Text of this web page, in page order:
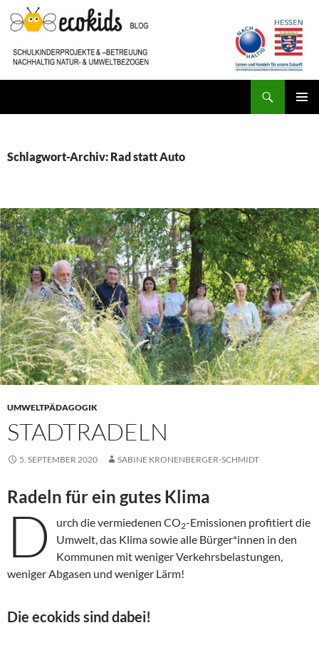
Inhalt
Schlagwort-Archiv: Rad statt Auto
UMWELTPÄDAGOGIK
STADTRADELN
5. SEPTEMBER 2020 SABINE KRONENBERGER-SCHMIDT
Radeln für ein gutes Klima
D urch die vermiedenen CO2-Emissionen profitiert die
Umwelt, das Klima sowie alle Bürger*innen in den
Kommunen mit weniger Verkehrsbelastungen,
weniger Abgasen und weniger Lärm!
Die ecokids sind dabei!